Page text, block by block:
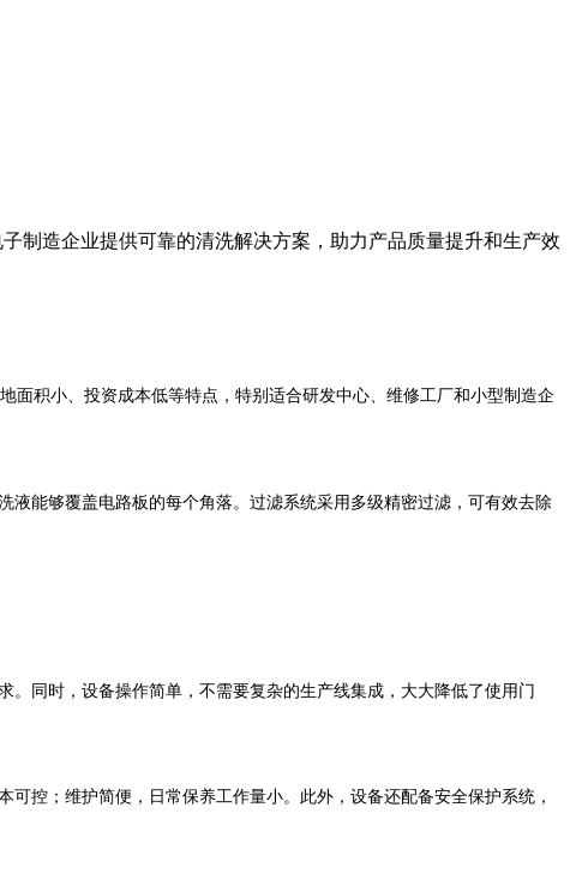
制造企业提供可靠的清洗解决方案，助力产品质量提升和生产效
面积小、投资成本低等特点，特别适合研发中心、维修工厂和小型制造企
能够覆盖电路板的每个角落。过滤系统采用多级精密过滤，可有效去除
同时，设备操作简单，不需要复杂的生产线集成，大大降低了使用门
控；维护简便，日常保养工作量小。此外，设备还配备安全保护系统，